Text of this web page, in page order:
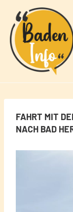
Inhalt
springen
FAHRT MIT
NACH BAD